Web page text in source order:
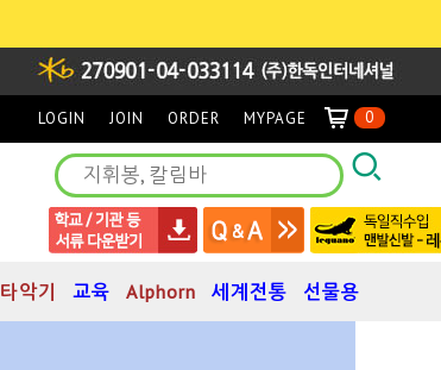
LOGIN JOIN ORDER MYPAGE 0
타악기 교육 Alphorn 세계전통 선물용